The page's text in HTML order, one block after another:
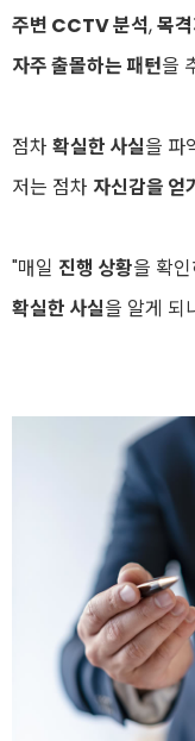
주변 CCTV 분석,목
자주 출몰하는 패턴을
점차 확실한 사실을 파
저는 점차 자신감을 얻
"매일 진행 상황을 확
확실한 사실을 알게 되